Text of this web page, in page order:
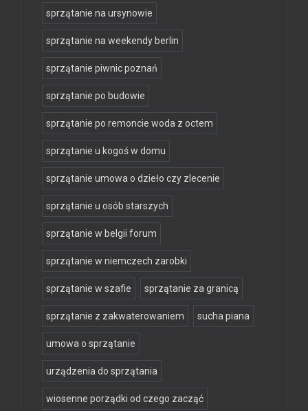
sprzątanie na ursynowie
sprzątanie na weekendy berlin
sprzątanie piwnic poznań
sprzątanie po budowie
sprzątanie po remoncie woda z octem
sprzątanie u kogoś w domu
sprzątanie umowa o dzieło czy zlecenie
sprzątanie u osób starszych
sprzątanie w belgii forum
sprzątanie w niemczech zarobki
sprzątanie w szafie sprzątanie za granicą
sprzątanie z zakwaterowaniem sucha piana
umowa o sprzątanie
urządzenia do sprzątania
wiosenne porządki od czego zacząć